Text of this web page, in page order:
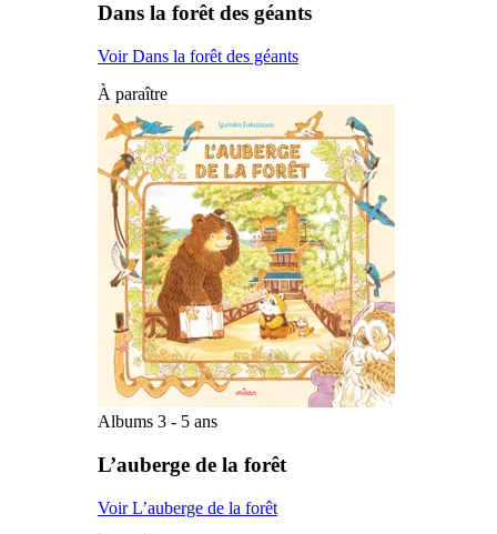
Dans la forêt des géants
Voir Dans la forêt des géants
À paraître
Albums 3 - 5 ans
L’auberge de la forêt
Voir L’auberge de la forêt